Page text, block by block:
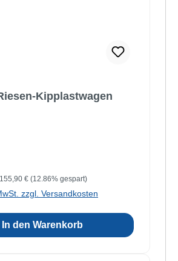
Kipplastwagen
Regulärer Preis:
155,90 € (12.86% gespart)
zzgl. Versandkosten
In den Warenkorb